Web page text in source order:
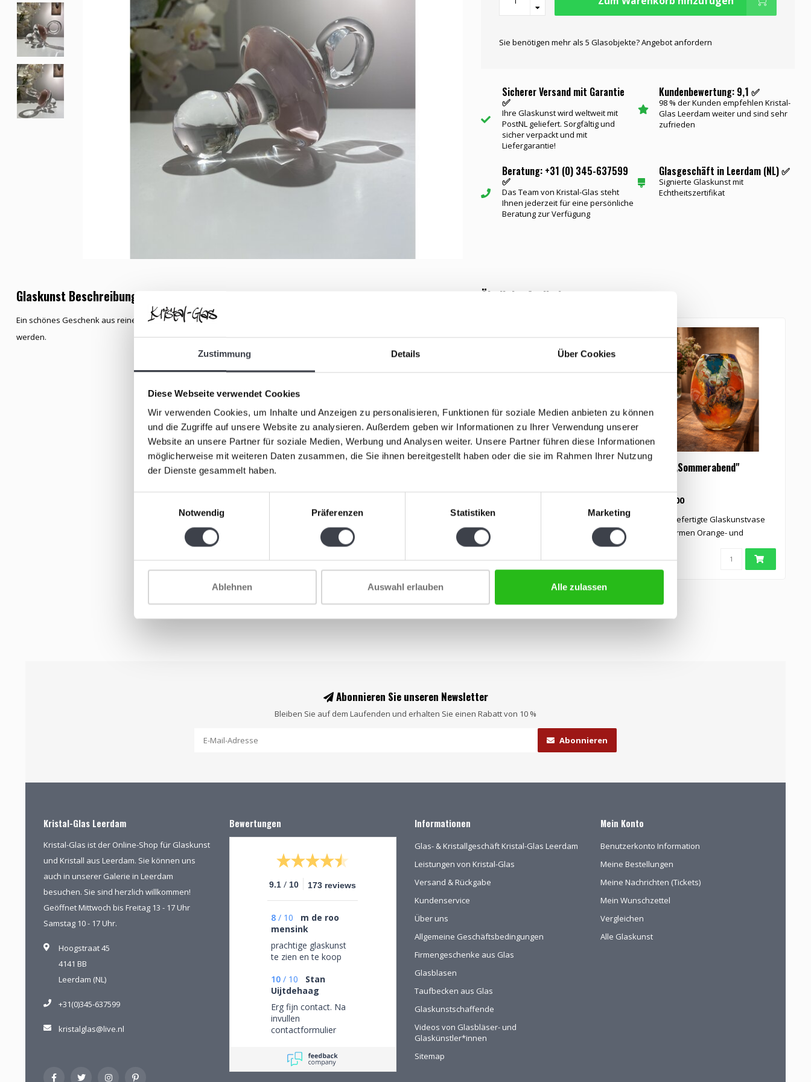
Zustimmung Details Über Cookies
Diese Webseite verwendet Cookies
Wir verwenden Cookies, um Inhalte und Anzeigen zu personalisieren, Funktionen für soziale Medien anbieten zu können
und die Zugriffe auf unsere Website zu analysieren. Außerdem geben wir Informationen zu Ihrer Verwendung unserer
Website an unsere Partner für soziale Medien, Werbung und Analysen weiter. Unsere Partner führen diese Informationen
möglicherweise mit weiteren Daten zusammen, die Sie ihnen bereitgestellt haben oder die sie im Rahmen Ihrer Nutzung
der Dienste gesammelt haben.
Notwendig
Präferenzen Statistiken Marketing
Ablehnen Auswahl erlauben Alle zulassen
Sie benötigen mehr als 5 Glasobjekte? Angebot anfordern
Sicherer Versand mit Garantie
✅
Ihre Glaskunst wird weltweit mit
PostNL geliefert. Sorgfältig und
sicher verpackt und mit
Liefergarantie!
Kundenbewertung: 9,1 ✅
98 % der Kunden empfehlen Kristal-
Glas Leerdam weiter und sind sehr
zufrieden
Beratung: +31 (0) 345-637599
✅
Das Team von Kristal-Glas steht
Ihnen jederzeit für eine persönliche
Beratung zur Verfügung
Glasgeschäft in Leerdam (NL) ✅
Signierte Glaskunst mit
Echtheitszertifikat
Glaskunst Beschreibung
Ein schönes Geschenk aus reinem Kristall. Der Glasschnuller hat einen rosa Kern, ist ca. 12,5 cm lang und kann graviert
werden.
Ähnliche Artikel
Klares Kristall mit einem Kern aus
Regenbogenfarben, in dem ..
Vase „Sommerabend"
€229,00
Handgefertigte Glaskunstvase
mit warmen Orange- und
Abonnieren Sie unseren Newsletter
Bleiben Sie auf dem Laufenden und erhalten Sie einen Rabatt von 10 %
Abonnieren
Kristal-Glas Leerdam
Kristal-Glas ist der Online-Shop für Glaskunst
und Kristall aus Leerdam. Sie können uns
auch in unserer Galerie in Leerdam
besuchen. Sie sind herzlich willkommen!
Geöffnet Mittwoch bis Freitag 13 - 17 Uhr
Samstag 10 - 17 Uhr.
Hoogstraat 45
4141 BB
Leerdam (NL)
+31(0)345-637599
kristalglas@live.nl
Bewertungen
9.1 / 10 173 reviews
8 / 10
m de roo
mensink
prachtige glaskunst
te zien en te koop
10 / 10
Stan
Uijtdehaag
Erg fijn contact. Na
invullen
contactformulier
persoonlijke wensen
besproken. Afspraak
gemaakt om in de
Informationen
Glas- & Kristallgeschäft Kristal-Glas Leerdam
Leistungen von Kristal-Glas
Versand & Rückgabe
Kundenservice
Über uns
Allgemeine Geschäftsbedingungen
Firmengeschenke aus Glas
Glasblasen
Taufbecken aus Glas
Glaskunstschaffende
Videos von Glasbläser- und
Glaskünstler*innen
Sitemap
Mein Konto
Benutzerkonto Information
Meine Bestellungen
Meine Nachrichten (Tickets)
Mein Wunschzettel
Vergleichen
Alle Glaskunst